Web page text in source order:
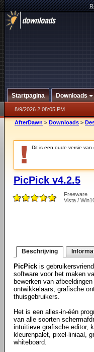
Startpagina Downloads
8/9/2026 2:08:05 PM
AfterDawn > Downloads >
Dit is een oude versie
PicPick v4.2.5
Freeware
Vista /
Beschrijving
PicPick is
software voor het maken
bewerken van
ontwikkelaars, grafische
thuisgebruikers.
Het is een alles-in-één
van alle soorten
intuïtieve grafische editor,
kleurenpalet, pixel-liniaal,
whiteboard.